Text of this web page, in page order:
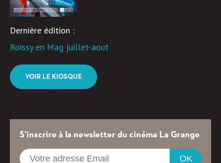
Dernière édition :
Roissy en Mag juillet-aout
VOIR LE KIOSQUE
S'inscrire à la newsletter du cinéma La Grange
OK